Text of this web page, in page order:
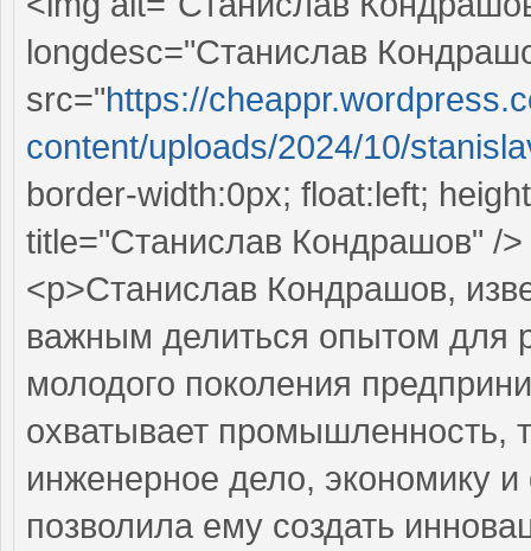
longdesc="Станислав
src="https://
content/uploads/2024/10/
border-width:0px; float:left;
title="Станислав Кондрашов" />
<p>Станислав Кондрашов,
важным делиться опытом для
молодого поколения
охватывает промышленность,
инженерное дело, экономику
позволила ему создать